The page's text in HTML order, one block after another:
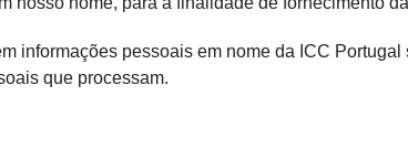
informações pessoais em nome da ICC
que processam.